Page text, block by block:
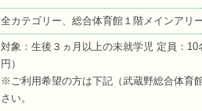
全カテゴリー、総合体育館１階メインアリ
対象：生後３ヵ月以上の未就学児 定員：
円）
※ご利用希望の方は下記（武蔵野総合体育
さい。